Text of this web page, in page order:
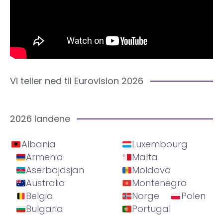
Vi teller ned til Eurovision 2026
2026 landene
Albania
Armenia
Aserbajdsjan
Australia
Belgia
Bulgaria
Luxembourg
Malta
Moldova
Montenegro
Norge
Polen
Portugal